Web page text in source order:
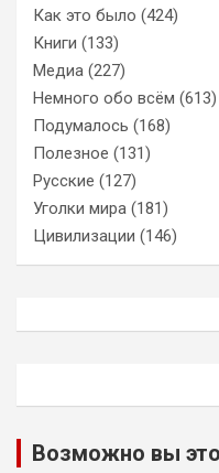
Как это было (424)
Книги (133)
Медиа (227)
Немного обо всём (613)
Подумалось (168)
Полезное (131)
Русские (127)
Уголки мира (181)
Цивилизации (146)
Возможно вы